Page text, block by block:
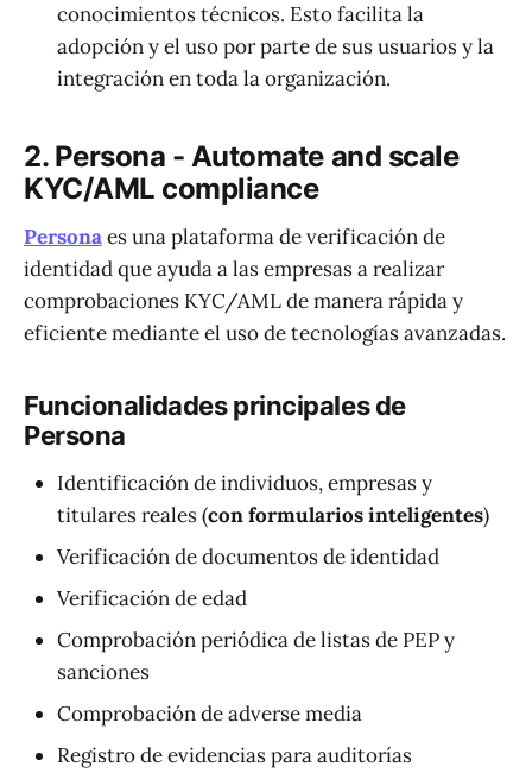
conocimientos técnicos. Esto facilita la
adopción y el uso por parte de sus usuarios y la
integración en toda la organización.
2. Persona - Automate and scale
KYC/AML compliance
Personaes una plataforma de verificación de
identidad que ayuda a las empresas a realizar
comprobaciones KYC/AML de manera rápida y
eficiente mediante el uso de tecnologías avanzadas.
Funcionalidades principales de
Persona
Identificación de individuos, empresas y
titulares reales (con formularios inteligentes)
Verificación de documentos de identidad
Verificación de edad
Comprobación periódica de listas de PEP y
sanciones
Comprobación de adverse media
Registro de evidencias para auditorías